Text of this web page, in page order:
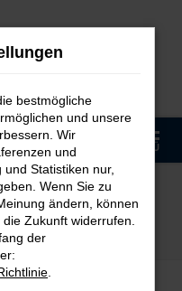
MENÜ
Audi A5 für Nürnberg
bestmögliche
und unsere
Wir
und
Statistiken nur,
Wenn Sie zu
ändern, können
Zukunft widerrufen.
der